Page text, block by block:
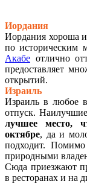
Иордания
Иордания хороша
по историческим
Акабе отлично
предоставляет
открытий.
Израиль
Израиль в любое
отпуск.
лучшее место,
октябре, да и
подходит.
природными
Сюда приезжают
в ресторанах и на